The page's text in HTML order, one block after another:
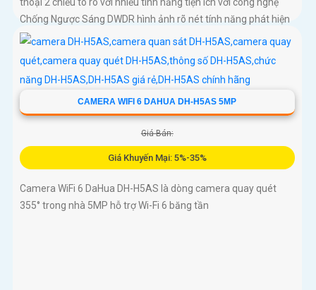
Chống Ngược Sáng DWDR hình ảnh rõ nét tính năng phát hiện
chuyển động phân biệt người và chuyển động khác, Hồng
CAMERA WIFI 6 DAHUA DH-H5AS 5MP
Giá Bán:
Giá Khuyến Mại: 5%-35%
Camera WiFi 6 DaHua DH-H5AS là dòng camera quay quét
355° trong nhà 5MP hỗ trợ Wi-Fi 6 băng tần